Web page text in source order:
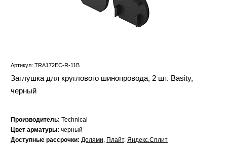
Артикул: TRA172EC-R-11B
Заглушка для круглового шинопровода, 2 шт. Basity,
черный
Производитель: Technical
Цвет арматуры: черный
Доступные рассрочки: Долями, Плайт, Яндекс.Сплит